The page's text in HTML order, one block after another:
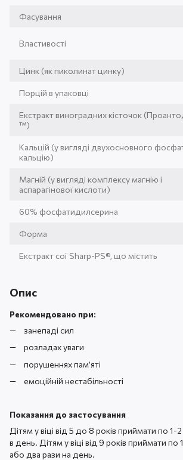
Фасування
Властивості
Цинк (як пиколинат цинку)
Порцій в упаковці
Екстракт виноградних кісточок
™)
Кальцій (у вигляді двухосновного
кальцію)
Магній (у вигляді комплексу магнію і
аспарагінової кислоти)
60% фосфатидилсерина
Форма
Екстракт сої Sharp-PS®, що містить
Опис
Рекомендовано при:
занепаді сил
розладах уваги
порушеннях пам’яті
емоційній нестабільності
Показання до застосування
Дітям у віці від 5 до 8 років приймати по
в день. Дітям у віці від 9 років приймати
або два рази на день.